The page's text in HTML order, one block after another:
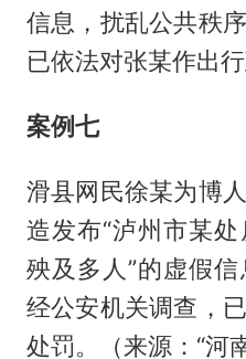
信息，扰乱公共秩
已依法对张某作出行
案例七
滑县网民徐某为博
造发布“泸州市某
殃及多人”的虚假信
经公安机关调查，
处罚。（来源：“河